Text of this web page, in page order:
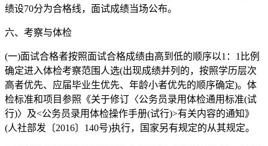
绩设70分为合格线，面试成绩当场公布。
六、考察与体检
(一)面试合格者按照面试合格成绩由高到低的顺序以1：1比例
确定进入体检考察范围人选(出现成绩并列的，按照学历层次
高者优先、应届毕业生优先、年龄小者优先的顺序确定)。体
检标准和项目参照《关于修订〈公务员录用体检通用标准(试
行)〉及<公务员录用体检操作手册(试行)>有关内容的通知》
(人社部发〔2016〕140号)执行，国家另有规定的从其规定。